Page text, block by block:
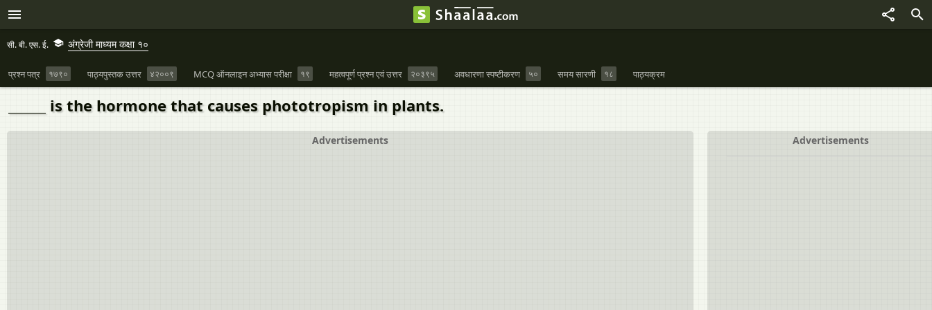
सी. बी. एस. ई. अंग्रेजी माध्यम कक्षा १०
प्रश्न पत्र १७९० पाठ्यपुस्तक उत्तर ४२००९ MCQ ऑनलाइन अभ्यास परीक्षा १९ महत्वपूर्ण प्रश्न एवं उत्तर २०३९५ अवधारणा स्पष्टीकरण ५० समय सारणी १८ पाठ्यक्रम
______ is the hormone that causes phototropism in plants.
Advertisements
Advertisements